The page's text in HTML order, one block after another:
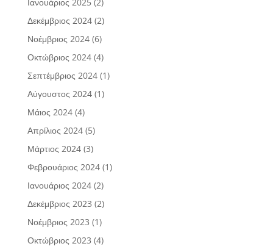
Δεκέμβριος 2024(2)
Νοέμβριος 2024(6)
Οκτώβριος 2024(4)
Σεπτέμβριος 2024(1)
Αύγουστος 2024(1)
Μάιος 2024(4)
Απρίλιος 2024(5)
Μάρτιος 2024(3)
Φεβρουάριος 2024(1)
Ιανουάριος 2024(2)
Δεκέμβριος 2023 (2)
Νοέμβριος 2023 (1)
Οκτώβριος 2023 (4)